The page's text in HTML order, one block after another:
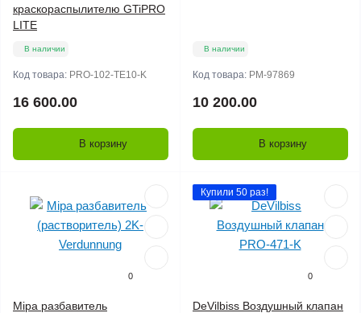
краскораспылителю GTiPRO
LITE
В наличии
Код товара: PRO-102-TE10-K
16 600.00
В корзину
В наличии
Код товара: РМ-97869
10 200.00
В корзину
0
Mipa разбавитель
Купили 50 раз!
0
DeVilbiss Воздушный клапан